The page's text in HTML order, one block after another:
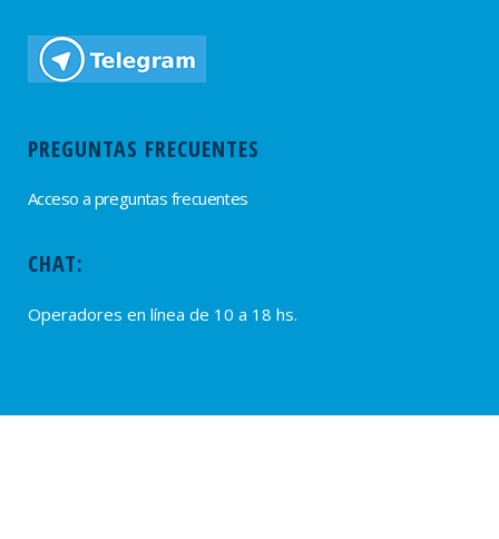
PREGUNTAS FRECUENTES
Acceso a preguntas frecuentes
CHAT:
Operadores en línea de 10 a 18 hs.
PROVEEDORES